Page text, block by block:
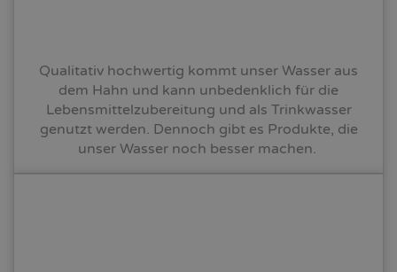
Qualitativ hochwertig kommt unser Wasser aus
dem Hahn und kann unbedenklich für die
Lebensmittelzubereitung und als Trinkwasser
genutzt werden. Dennoch gibt es Produkte, die
unser Wasser noch besser machen.